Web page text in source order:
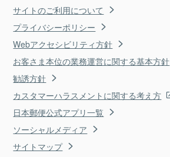
サイトのご利用について
プライバシーポリシー
Webアクセシビリティ方針
お客さま本位の業務運営に関する基本方針
勧誘方針
カスタマーハラスメントに関する考え方
日本郵便公式アプリ一覧
ソーシャルメディア
サイトマップ